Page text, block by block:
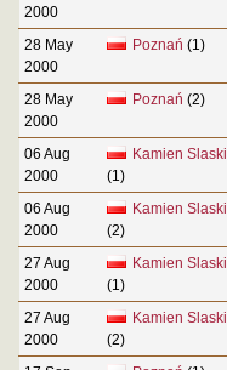
2000
28 May
2000
Poznań (1)
28 May
2000
Poznań (2)
06 Aug
2000
Kamien Slaski
(1)
06 Aug
2000
Kamien Slaski
(2)
27 Aug
2000
Kamien Slaski
(1)
27 Aug
2000
Kamien Slaski
(2)